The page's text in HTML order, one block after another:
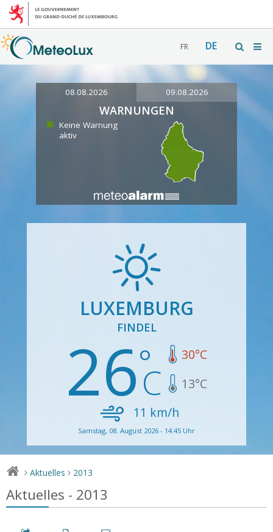
FR DE
08.08.2026 09.08.2026
WARNUNGEN
Keine Warnung
aktiv
LUXEMBURG
FINDEL
26 30°C
13°C
11 km/h
Samstag, 08. August 2026 - 14:45 Uhr
> Aktuelles > 2013
Aktuelles - 2013